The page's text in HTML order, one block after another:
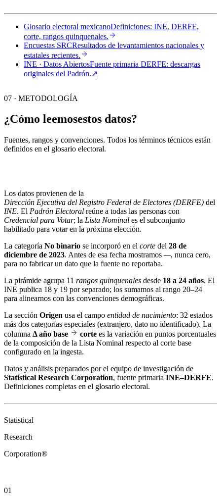
Glosario electoral mexicanoDefiniciones: INE, DERFE,
corte, rangos quinquenales.
Encuestas SRCResultados de levantamientos nacionales y
estatales recientes.
INE · Datos AbiertosFuente primaria DERFE: descargas
originales del Padrón.↗︎
07 · METODOLOGÍA
¿Cómo leemosestos datos?
Fuentes, rangos y convenciones. Todos los términos técnicos están
definidos en el glosario electoral.
Los datos provienen de la
Dirección Ejecutiva del Registro Federal de Electores (DERFE) del
INE. El Padrón Electoral reúne a todas las personas con
Credencial para Votar; la Lista Nominal es el subconjunto
habilitado para votar en la próxima elección.
La categoría No binario se incorporó en el corte del 28 de
diciembre de 2023. Antes de esa fecha mostramos —, nunca cero,
para no fabricar un dato que la fuente no reportaba.
La pirámide agrupa 11 rangos quinquenales desde 18 a 24 años. El
INE publica 18 y 19 por separado; los sumamos al rango 20–24
para alinearnos con las convenciones demográficas.
La sección Origen usa el campo entidad de nacimiento: 32 estados
más dos categorías especiales (extranjero, dato no identificado). La
columna Δ año base corte es la variación en puntos porcentuales
de la composición de la Lista Nominal respecto al corte base
configurado en la ingesta.
Datos y análisis preparados por el equipo de investigación de
Statistical Research Corporation, fuente primaria INE–DERFE.
Definiciones completas en el glosario electoral.
Statistical
Research
Corporation®
01